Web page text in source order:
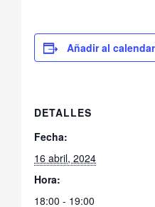
Añadir al
DETALLES
Fecha:
16 abril, 2024
Hora:
18:00 - 19:00